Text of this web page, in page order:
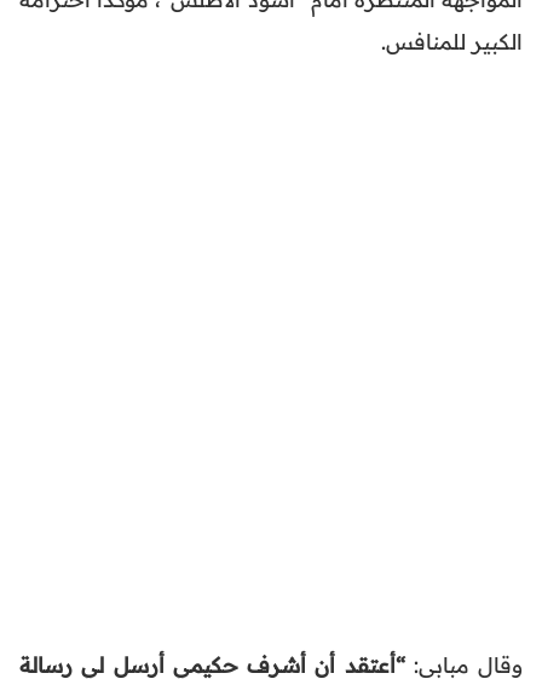
الكبير للمنافس.
وقال مبابي:“أعتقد أن أشرف حكيمي أرسل لي رسالة